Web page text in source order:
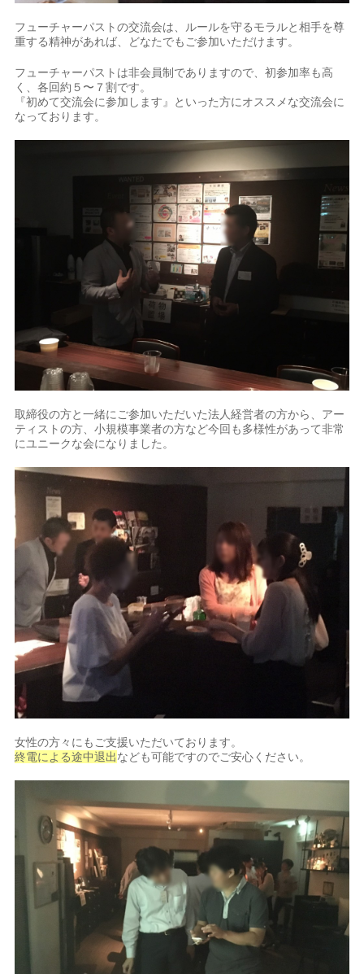
フューチャーパストの交流会は、ルールを守るモラルと相手を尊
重する精神があれば、どなたでもご参加いただけます。
フューチャーパストは非会員制でありますので、初参加率も高
く、各回約５〜７割です。
『初めて交流会に参加します』といった方にオススメな交流会に
なっております。
取締役の方と一緒にご参加いただいた法人経営者の方から、アー
ティストの方、小規模事業者の方など今回も多様性があって非常
にユニークな会になりました。
女性の方々にもご支援いただいております。
終電による途中退出なども可能ですのでご安心ください。